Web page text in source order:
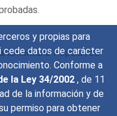
y propias para
cede datos de carácter
Conforme a
la Ley 34/2002 , de 11
de la información y de
permiso para obtener
Popular, de